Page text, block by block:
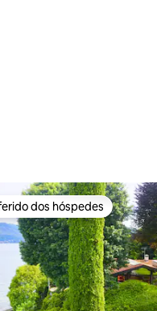
melhores preferidos dos
dos hóspedes